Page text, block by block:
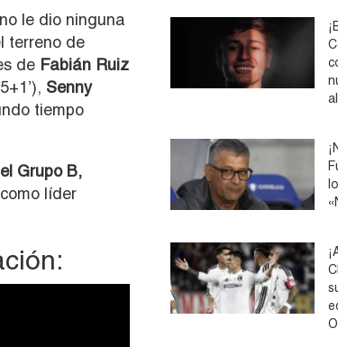
le dio ninguna
terreno de
de Fabián Ruiz
Senny
tiempo
Grupo B,
líder